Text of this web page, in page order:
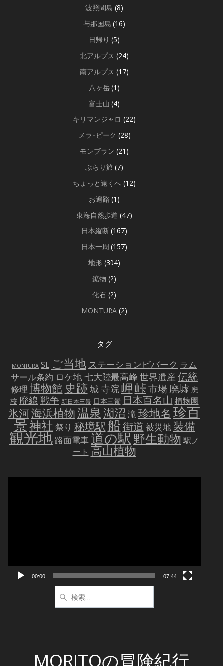
波照間島 (8)
与那国島 (16)
日帰り (5)
北アルプス (24)
南アルプス (17)
八ヶ岳 (1)
富士山 (4)
キリマンジャロ (22)
メラ･ピーク (28)
モンブラン (21)
ぶらり旅 (7)
ちょっと遠くへ (12)
お遍路 (1)
東海自然歩道 (47)
日本縦断 (167)
日本一周 (157)
地形 (304)
鉱物 (2)
化石 (2)
MONTURA (2)
タグ
MONTURA SL ご当地 ステーションビバーク ラム
サール条約 ロケ地七大陸最高峰 世界遺産 伝統
修理 博物館 史跡城寺院岬峠市場 廃墟 廃
校 廃線戦争 新日本三景 日本三景 日本百名山 植物園
氷河海浜植物温泉湖沼 滝珍地名 珍百
景神社 祭り 秘境駅船街道 被災地 装備
観光地 路面電車道の駅野生動物 駅ノ
ート 高山植物
00:00 07:44
索:
MORITOの冒険紀行